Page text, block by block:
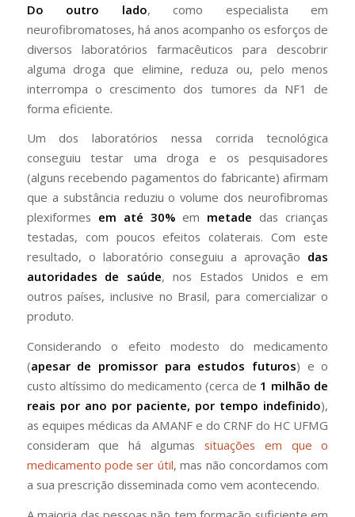
Do outro lado, como especialista em
neurofibromatoses, há anos acompanho os esforços de
diversos laboratórios farmacêuticos para descobrir
alguma droga que elimine, reduza ou, pelo menos
interrompa o crescimento dos tumores da NF1 de
forma eficiente.
Um dos laboratórios nessa corrida tecnológica
conseguiu testar uma droga e os pesquisadores
(alguns recebendo pagamentos do fabricante) afirmam
que a substância reduziu o volume dos neurofibromas
plexiformes em até 30%em metade das crianças
testadas, com poucos efeitos colaterais. Com este
resultado, o laboratório conseguiu a aprovação das
autoridades de saúde, nos Estados Unidos e em
outros países, inclusive no Brasil, para comercializar o
produto.
Considerando o efeito modesto do medicamento
(apesar de promissor para estudos futuros) e o
custo altíssimo do medicamento (cerca de 1 milhão de
reais por ano por paciente, por tempo indefinido),
as equipes médicas da AMANF e do CRNF do HC UFMG
consideram que há algumas situações em que o
medicamento pode ser útil, mas não concordamos com
a sua prescrição disseminada como vem acontecendo.